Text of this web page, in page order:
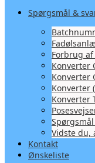
Spørgsmål &
Forbrug
Konverter
Konverter
Konverter
Konverter
Vidste du,
Kontakt
Ønskeliste